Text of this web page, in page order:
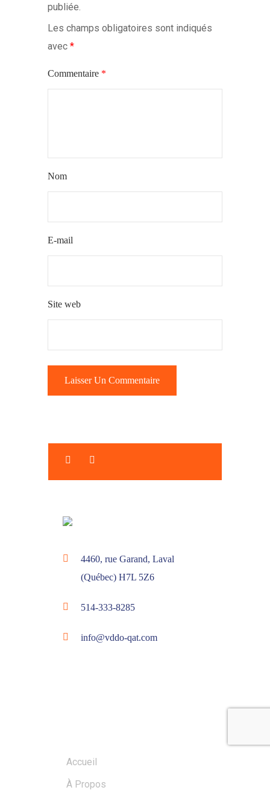
publiée.
Les champs obligatoires sont indiqués
avec *
Commentaire *
Nom
E-mail
Site web
4460, rue Garand, Laval
(Québec) H7L 5Z6
514-333-8285
info@vddo-qat.com
Accueil
À Propos